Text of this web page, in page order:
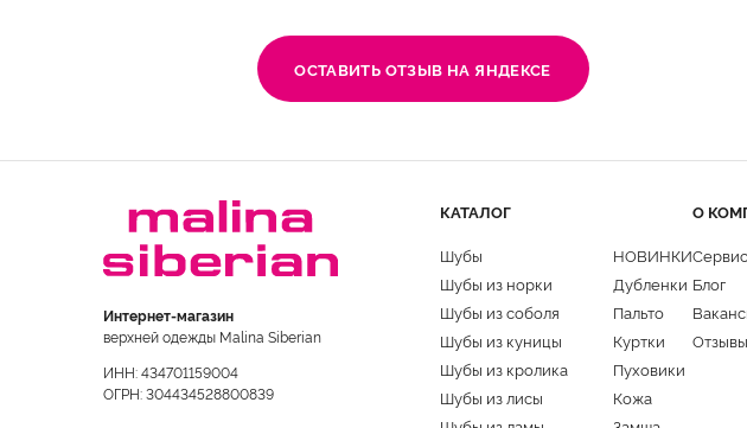
ОСТАВИТЬ ОТЗЫВ НА ЯНДЕКСЕ
Интернет-магазин
верхней одежды Malina Siberian
ИНН: 434701159004
ОГРН: 304434528800839
КАТАЛОГ
Шубы
Шубы из норки
Шубы из соболя
Шубы из куницы
Шубы из кролика
Шубы из лисы
НОВИНКИ
Дубленки
Пальто
Куртки
Пуховики
Кожа
О
Блог
Отзывы